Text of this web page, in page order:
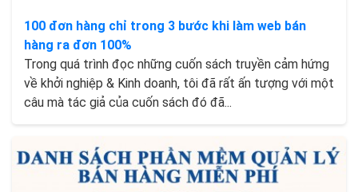
100 đơn hàng chỉ trong 3 bước khi làm web bán
hàng ra đơn 100%
Trong quá trình đọc những cuốn sách truyền cảm hứng
về khởi nghiệp & Kinh doanh, tôi đã rất ấn tượng với một
câu mà tác giả của cuốn sách đó đã...